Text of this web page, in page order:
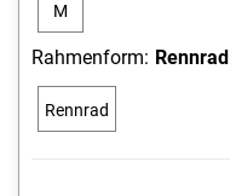
M
Rahmenform: Rennrad
Rennrad